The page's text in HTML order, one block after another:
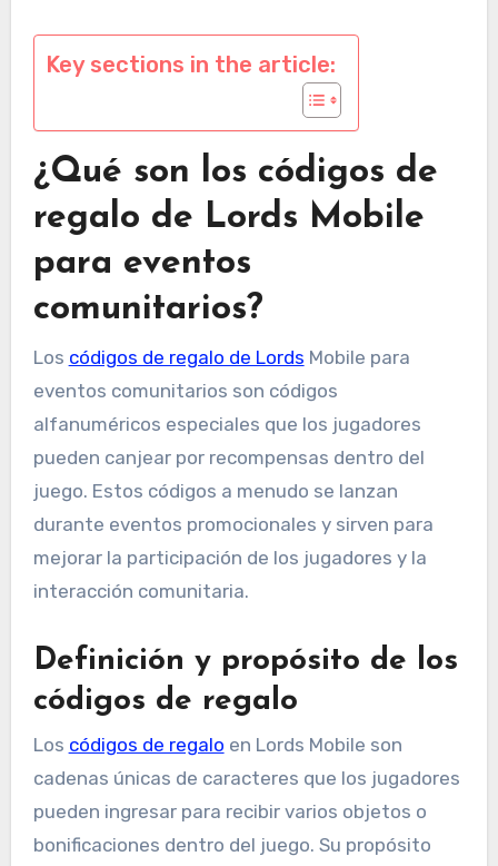
Key sections in the article:
¿Qué son los códigos de
regalo de Lords Mobile
para eventos
comunitarios?
Los códigos de regalo de Lords Mobile para
eventos comunitarios son códigos
alfanuméricos especiales que los jugadores
pueden canjear por recompensas dentro del
juego. Estos códigos a menudo se lanzan
durante eventos promocionales y sirven para
mejorar la participación de los jugadores y la
interacción comunitaria.
Definición y propósito de los
códigos de regalo
Los códigos de regalo en Lords Mobile son
cadenas únicas de caracteres que los jugadores
pueden ingresar para recibir varios objetos o
bonificaciones dentro del juego. Su propósito